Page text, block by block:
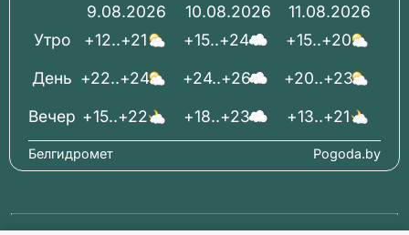
9.08.2026
+12..+21
+22..+24
+15..+22
10.08.2026
+15..+24
+24..+26
+18..+23
11.08.2026
+15..+20
+20..+23
+13..+21
Вечер
День
Утро
Pogoda.by
Белгидромет